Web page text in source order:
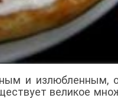
и излюбленным,
великое